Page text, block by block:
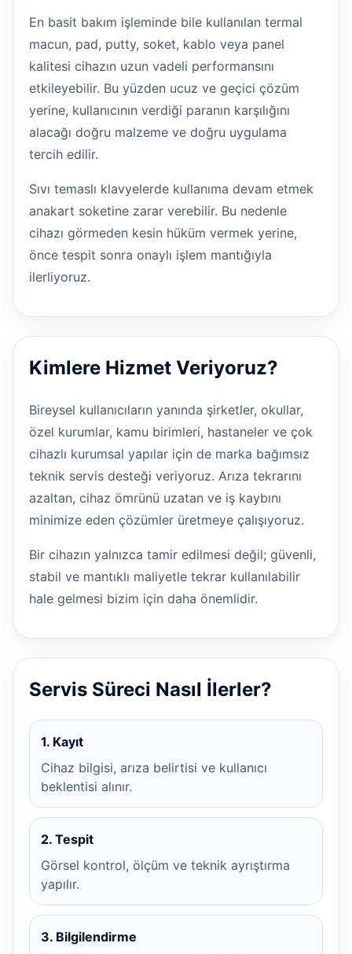
En basit bakım işleminde bile kullanılan termal
macun, pad, putty, soket, kablo veya panel
kalitesi cihazın uzun vadeli performansını
etkileyebilir. Bu yüzden ucuz ve geçici çözüm
yerine, kullanıcının verdiği paranın karşılığını
alacağı doğru malzeme ve doğru uygulama
tercih edilir.
Sıvı temaslı klavyelerde kullanıma devam etmek
anakart soketine zarar verebilir. Bu nedenle
cihazı görmeden kesin hüküm vermek yerine,
önce tespit sonra onaylı işlem mantığıyla
ilerliyoruz.
Kimlere Hizmet Veriyoruz?
Bireysel kullanıcıların yanında şirketler, okullar,
özel kurumlar, kamu birimleri, hastaneler ve çok
cihazlı kurumsal yapılar için de marka bağımsız
teknik servis desteği veriyoruz. Arıza tekrarını
azaltan, cihaz ömrünü uzatan ve iş kaybını
minimize eden çözümler üretmeye çalışıyoruz.
Bir cihazın yalnızca tamir edilmesi değil; güvenli,
stabil ve mantıklı maliyetle tekrar kullanılabilir
hale gelmesi bizim için daha önemlidir.
Servis Süreci Nasıl İlerler?
1. Kayıt
Cihaz bilgisi, arıza belirtisi ve kullanıcı
beklentisi alınır.
2. Tespit
Görsel kontrol, ölçüm ve teknik ayrıştırma
yapılır.
3. Bilgilendirme